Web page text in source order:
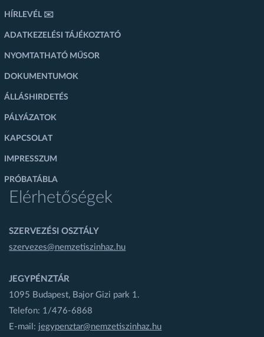
HÍRLEVÉL ✉️
ADATKEZELÉSI TÁJÉKOZTATÓ
NYOMTATHATÓ MŰSOR
DOKUMENTUMOK
ÁLLÁSHIRDETÉS
PÁLYÁZATOK
KAPCSOLAT
IMPRESSZUM
PRÓBATÁBLA
Elérhetőségek
SZERVEZÉSI OSZTÁLY
szervezes@nemzetiszinhaz.hu
JEGYPÉNZTÁR
1095 Budapest, Bajor Gizi park 1.
Telefon: 1/476-6868
E-mail: jegypenztar@nemzetiszinhaz.hu